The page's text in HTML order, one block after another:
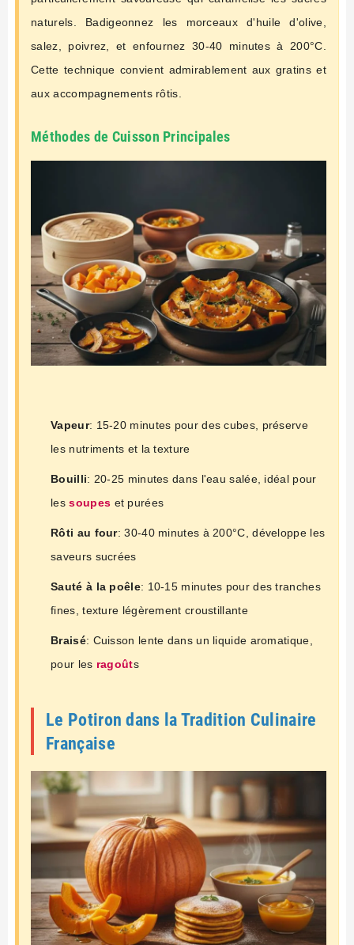
naturels. Badigeonnez les morceaux d'huile d'olive,
salez, poivrez, et enfournez 30-40 minutes à 200°C.
Cette technique convient admirablement aux gratins et
aux accompagnements rôtis.
Méthodes de Cuisson Principales
Vapeur: 15-20 minutes pour des cubes, préserve
les nutriments et la texture
Bouilli: 20-25 minutes dans l'eau salée, idéal pour
les soupes et purées
Rôti au four: 30-40 minutes à 200°C, développe les
saveurs sucrées
Sauté à la poêle: 10-15 minutes pour des tranches
fines, texture légèrement croustillante
Braisé: Cuisson lente dans un liquide aromatique,
pour les ragoûts
Le Potiron dans la Tradition Culinaire
Française